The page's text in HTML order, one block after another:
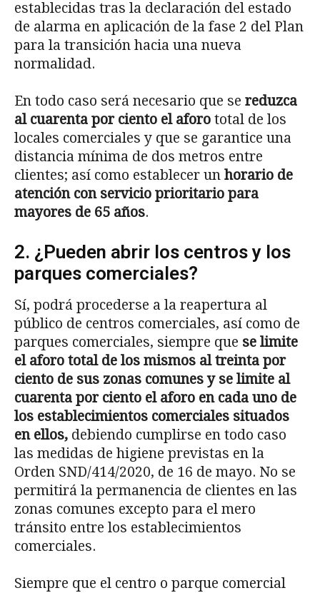
establecidas tras la declaración del estado
de alarma en aplicación de la fase 2 del Plan
para la transición hacia una nueva
normalidad.
En todo caso será necesario que se reduzca
al cuarenta por ciento el aforo total de los
locales comerciales y que se garantice una
distancia mínima de dos metros entre
clientes; así como establecer un horario de
atención con servicio prioritario para
mayores de 65 años.
2. ¿Pueden abrir los centros y los
parques comerciales?
Sí, podrá procederse a la reapertura al
público de centros comerciales, así como de
parques comerciales, siempre que se limite
el aforo total de los mismos al treinta por
ciento de sus zonas comunes y se limite al
cuarenta por ciento el aforo en cada uno de
los establecimientos comerciales situados
en ellos, debiendo cumplirse en todo caso
las medidas de higiene previstas en la
Orden SND/414/2020, de 16 de mayo. No se
permitirá la permanencia de clientes en las
zonas comunes excepto para el mero
tránsito entre los establecimientos
comerciales.
Siempre que el centro o parque comercial